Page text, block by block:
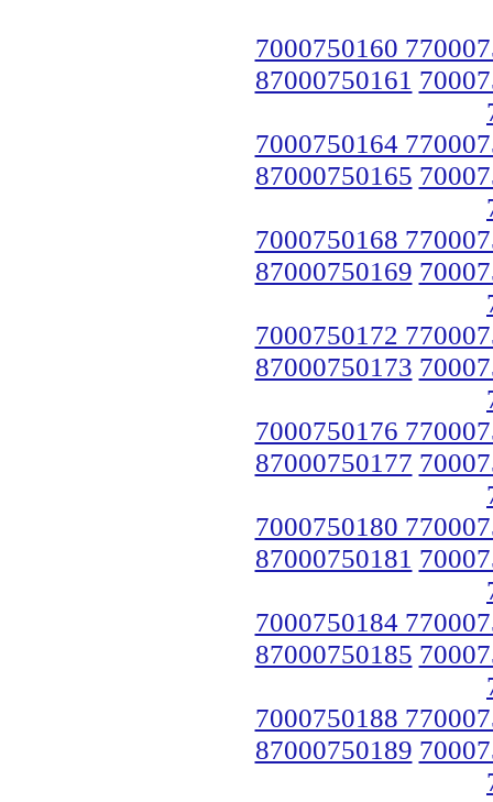
7000750160
87000750161
7000750164
87000750165
7000750168
87000750169
7000750172
87000750173
7000750176
87000750177
7000750180
87000750181
7000750184
87000750185
7000750188
87000750189